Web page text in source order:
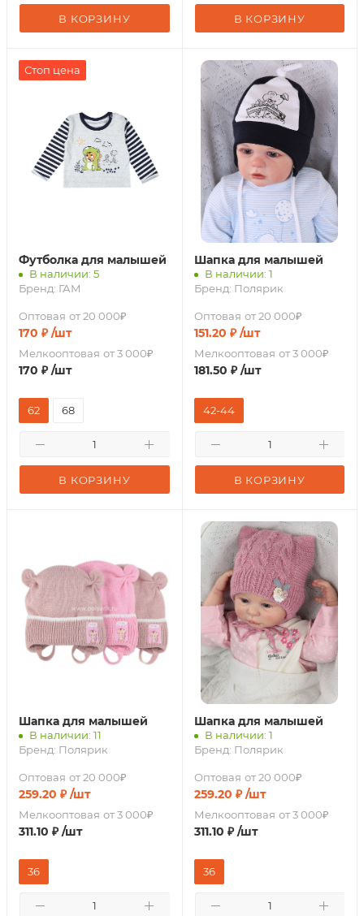
В КОРЗИНУ В КОРЗИНУ
Стоп цена
Футболка для малышей
В наличии: 5
Бренд: ГАМ
Оптовая от 20 000₽
170 ₽ /шт
Мелкооптовая от 3 000₽
170 ₽ /шт
В КОРЗИНУ
62 68
Шапка для малышей
В наличии: 1
Бренд: Полярик
Оптовая от 20 000₽
151.20 ₽ /шт
Мелкооптовая от 3 000₽
181.50 ₽ /шт
В КОРЗИНУ
42-44
Шапка для малышей
В наличии: 11
Бренд: Полярик
Оптовая от 20 000₽
259.20 ₽ /шт
Мелкооптовая от 3 000₽
311.10 ₽ /шт
36
Шапка для малышей
В наличии: 1
Бренд: Полярик
Оптовая от 20 000₽
259.20 ₽ /шт
Мелкооптовая от 3 000₽
311.10 ₽ /шт
36